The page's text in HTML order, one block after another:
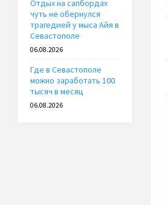
Отдых на сапбордах
чуть не обернулся
трагедией у мыса Айя в
Севастополе
06.08.2026
Где в Севастополе
можно заработать 100
тысяч в месяц
06.08.2026